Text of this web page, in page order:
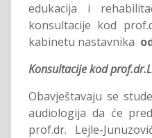
edukacija i
konsultacije kod
kabinetu nastavnika
Konsultacije kod
Obavještavaju se
audiologija da će
prof.dr. Lejle-